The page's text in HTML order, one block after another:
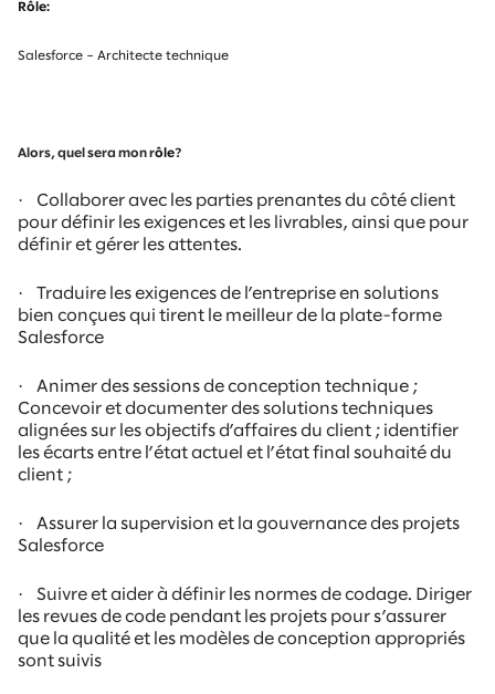
Rôle:
Salesforce – Architecte technique
Alors, quel sera mon rôle?
·
Collaborer avec les parties prenantes du côté client
pour définir les exigences et les livrables, ainsi que pour
définir et gérer les attentes.
·
Traduire les exigences de l’entreprise en solutions
bien conçues qui tirent le meilleur de la plate-forme
Salesforce
·
Animer des sessions de conception technique ;
Concevoir et documenter des solutions techniques
alignées sur les objectifs d’affaires du client ; identifier
les écarts entre l’état actuel et l’état final souhaité du
client ;
·
Assurer la supervision et la gouvernance des projets
Salesforce
·
Suivre et aider à définir les normes de codage. Diriger
les revues de code pendant les projets pour s’assurer
que la qualité et les modèles de conception appropriés
sont suivis